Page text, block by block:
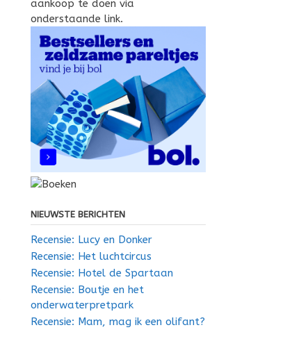
aankoop te doen via
onderstaande link.
NIEUWSTE BERICHTEN
Recensie: Lucy en Donker
Recensie: Het luchtcircus
Recensie: Hotel de Spartaan
Recensie: Boutje en het
onderwaterpretpark
Recensie: Mam, mag ik een olifant?